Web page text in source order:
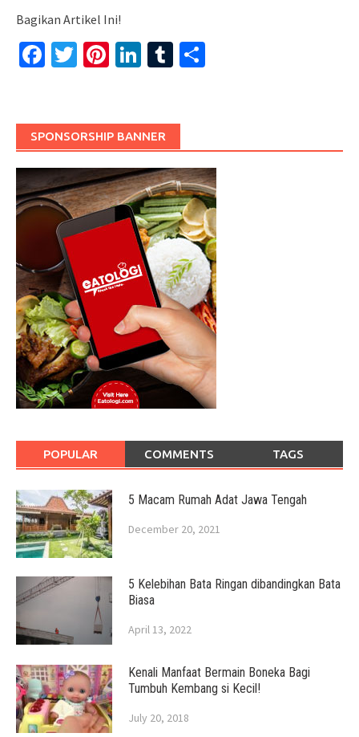
Bagikan Artikel Ini!
Facebook
TwitterPinterest
LinkedIn
Tumblr
SPONSORSHIP BANNER
POPULAR COMMENTS TAGS
5 Macam Rumah Adat Jawa Tengah
December 20, 2021
5 Kelebihan Bata Ringan dibandingkan Bata
Biasa
April 13, 2022
Kenali Manfaat Bermain Boneka Bagi
Tumbuh Kembang si Kecil!
July 20, 2018